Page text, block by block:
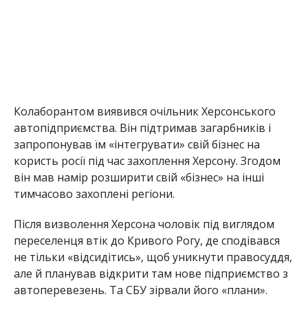
Колаборантом виявився очільник Херсонського
автопідприємства. Він підтримав загарбників і
запропонував їм «інтегрувати» свій бізнес на
користь росії під час захоплення Херсону. Згодом
він мав намір розширити свій «бізнес» на інші
тимчасово захоплені регіони.
Після визволення Херсона чоловік під виглядом
переселенця втік до Кривого Рогу, де сподівався
не тільки «відсидітись», щоб уникнути правосуддя,
але й планував відкрити там нове підприємство з
автоперевезень. Та СБУ зірвали його «плани».